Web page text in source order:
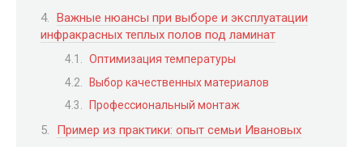
Важные нюансы при выборе и эксплуатации
инфракрасных теплых полов под ламинат
Оптимизация температуры
Выбор качественных материалов
Профессиональный монтаж
Пример из практики: опыт семьи Ивановых